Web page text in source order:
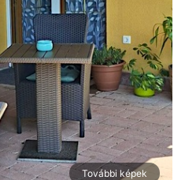
További képek